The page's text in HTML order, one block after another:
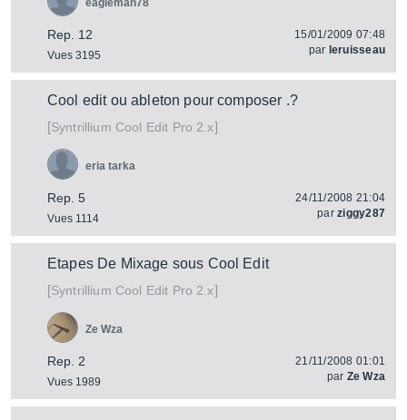
Rep. 12
Vues 3195
eagleman78
15/01/2009 07:48
par leruisseau
Cool edit ou ableton pour composer .?
[Syntrillium Cool Edit Pro 2.x]
Rep. 5
Vues 1114
eria tarka
24/11/2008 21:04
parziggy287
Etapes De Mixage sous Cool Edit
[Syntrillium Cool Edit Pro 2.x]
Rep. 2
Vues 1989
Ze Wza
21/11/2008 01:01
par Ze Wza